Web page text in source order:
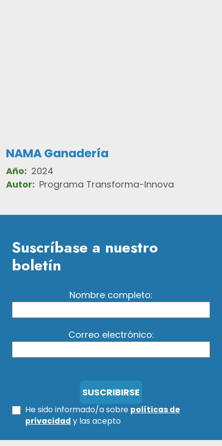
NAMA Ganadería
Año: 2024
Autor: Programa Transforma-Innova
Suscríbase a nuestro
boletín
Nombre completo:
Correo electrónico:
He sido informado/a sobre políticas de
privacidad y las acepto